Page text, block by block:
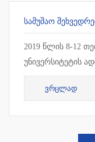
ᲡᲐᲛᲣᲨᲐᲝ
2019 წლის 8-12
უნივერსიტეტის
ჩატარდა
ფარგლებ...
ᲕᲠᲪᲚᲐᲓ